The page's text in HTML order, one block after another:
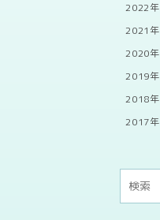
2022年
2021年
2020年
2019年
2018年
2017年